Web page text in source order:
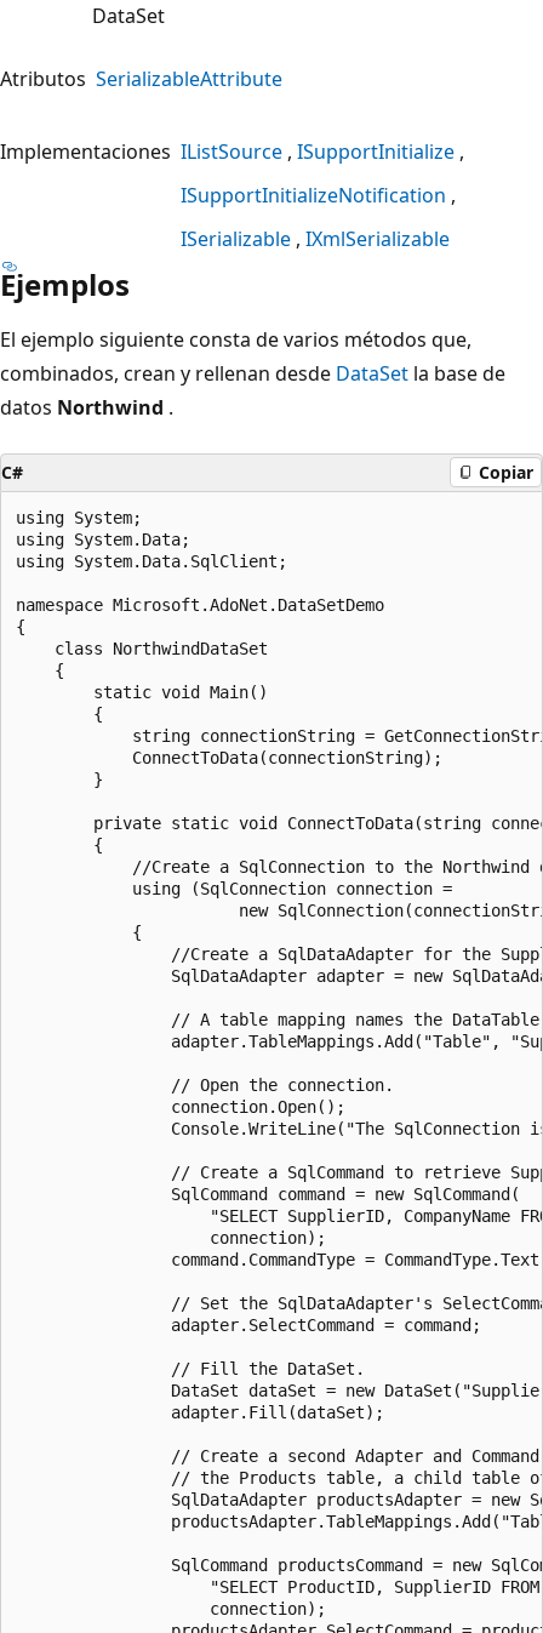
DataSet
Atributos SerializableAttribute
Implementaciones IListSource ISupportInitialize
ISupportInitializeNotification
ISerializable IXmlSerializable
Ejemplos
El ejemplo siguiente consta de varios métodos que,
combinados, crean y rellenan desde DataSet la base de
datos Northwind .
C# Copiar
using System;
using System.Data;
using System.Data.SqlClient;
namespace Microsoft.AdoNet.DataSetDemo
{
    class NorthwindDataSet
    {
        static void Main()
        {
string connectionString =
            ConnectToData(connectionString);
        }
private static void ConnectToData(string
        {
//Create a SqlConnection to the Northwind
            using (SqlConnection connection =
new
            {
//Create a SqlDataAdapter for the
SqlDataAdapter adapter = new
// A table mapping names the
adapter.TableMappings.Add("Table",
                // Open the connection.
                connection.Open();
Console.WriteLine("The SqlConnection
// Create a SqlCommand to retrieve
                SqlCommand command = new SqlCommand(
"SELECT SupplierID, CompanyName
                    connection);
command.CommandType =
// Set the SqlDataAdapter's
                adapter.SelectCommand = command;
                // Fill the DataSet.
DataSet dataSet = new
                adapter.Fill(dataSet);
// Create a second Adapter and
// the Products table, a child table
SqlDataAdapter productsAdapter = new
SqlCommand productsCommand = new
"SELECT ProductID, SupplierID
                    connection);